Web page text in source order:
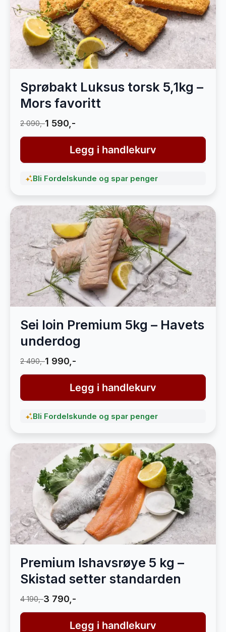
Sprøbakt Luksus torsk 5,1kg –
Mors favoritt
2 090,-1 590,-
Legg i handlekurv
Bli Fordelskunde og spar penger
Sei loin Premium 5kg – Havets
underdog
2 490,-1 990,-
Legg i handlekurv
Bli Fordelskunde og spar penger
Premium Ishavsrøye 5 kg –
Skistad setter standarden
4 190,-3 790,-
Legg i handlekurv